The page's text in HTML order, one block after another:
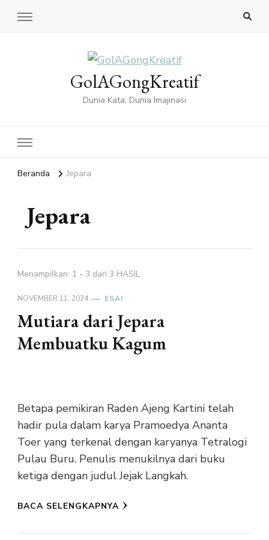
GolAGongKreatif
Dunia Kata, Dunia Imajinasi
Beranda Jepara
Jepara
Menampilkan: 1 - 3 dari 3 HASIL
NOVEMBER 11, 2024 ESAI
Mutiara dari Jepara
Membuatku Kagum
Betapa pemikiran Raden Ajeng Kartini telah
hadir pula dalam karya Pramoedya Ananta
Toer yang terkenal dengan karyanya Tetralogi
Pulau Buru. Penulis menukilnya dari buku
ketiga dengan judul Jejak Langkah.
BACA SELENGKAPNYA